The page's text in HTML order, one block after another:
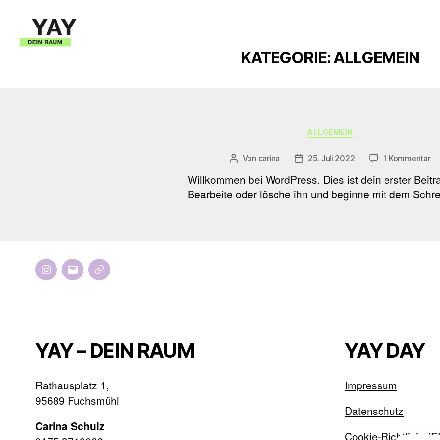
KATEGORIE: ALLGEMEIN
Kategorien
ALLGEMEIN
Beitragsautor
Von carina Beitragsdatum
25. Juli 2022 1 Kommentarzu
Willkommen bei WordPress. Dies ist dein erster
Bearbeite oder lösche ihn und beginne mit dem
Instagram
E-
AGBs
YAY – DEIN RAUM
Rathausplatz 1,
95689 Fuchsmühl
Carina Schulz
YAY DAY
Impressum
Datenschutz
Cookie-Richtlinie